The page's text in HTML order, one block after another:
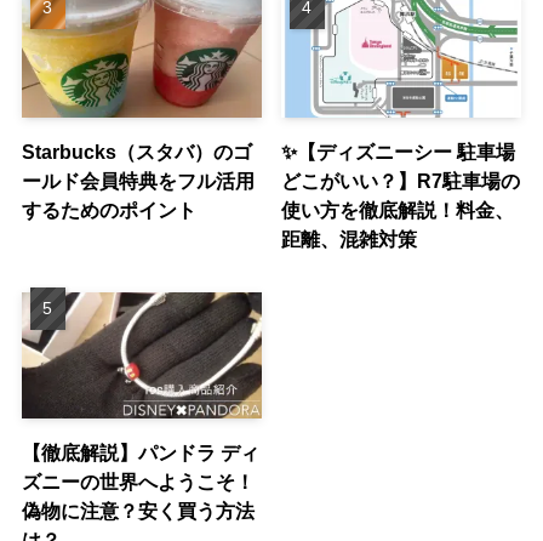
Starbucks（スタバ）のゴ
ールド会員特典をフル活用
するためのポイント
✨【ディズニーシー 駐車場
どこがいい？】R7駐車場の
使い方を徹底解説！料金、
距離、混雑対策
【徹底解説】パンドラ ディ
ズニーの世界へようこそ！
偽物に注意？安く買う方法